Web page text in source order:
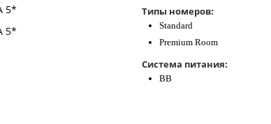
Типы номеров:
Standard
Premium Room
Система питания:
BB